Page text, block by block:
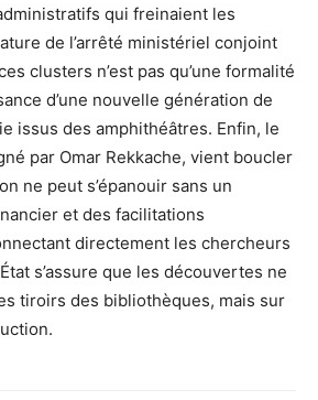
qui freinaient les
de l’arrêté ministériel conjoint
clusters n’est pas qu’une formalité
d’une nouvelle génération de
issus des amphithéâtres. Enfin, le
par Omar Rekkache, vient boucler
ne peut s’épanouir sans un
et des facilitations
directement les chercheurs
s’assure que les découvertes ne
tiroirs des bibliothèques, mais sur